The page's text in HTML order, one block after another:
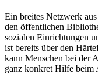
Ein breites Netzwerk
den öffentlichen
sozialen Einrichtungen
ist bereits über den
kann Menschen bei der
ganz konkret Hilfe beim